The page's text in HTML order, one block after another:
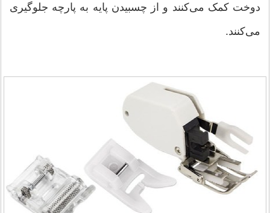
دوخت کمک می‌کنند و از چسبیدن پایه به پارچه جلوگیری
می‌کنند.